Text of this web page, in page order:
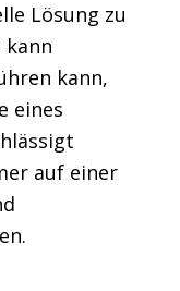
Lösung zu
kann
kann,
eines
auf einer